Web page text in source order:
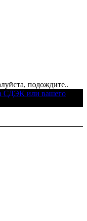
подождите..
СДЭК или вашего